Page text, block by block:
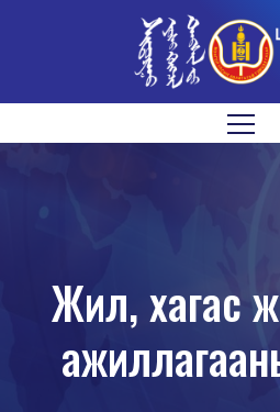
Жил, хагас